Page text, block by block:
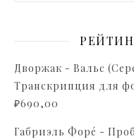
Дворжак - Вальс
Транскрипция для
₽690,00
Габриэль Форé -